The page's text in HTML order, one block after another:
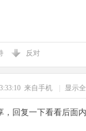
反对
来自手机 显示
，回复一下看看后面